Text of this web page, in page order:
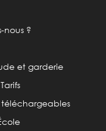
nous ?
et garderie